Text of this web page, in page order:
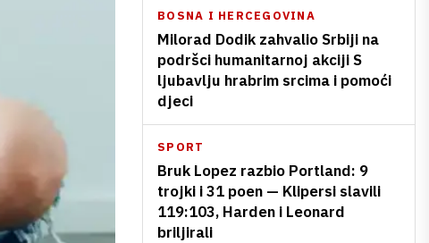
BOSNA I HERCEGOVINA
Milorad Dodik zahvalio Srbiji na
podršci humanitarnoj akciji S
ljubavlju hrabrim srcima i pomoći
djeci
SPORT
Bruk Lopez razbio Portland: 9
trojki i 31 poen — Klipersi slavili
119:103, Harden i Leonard
briljirali